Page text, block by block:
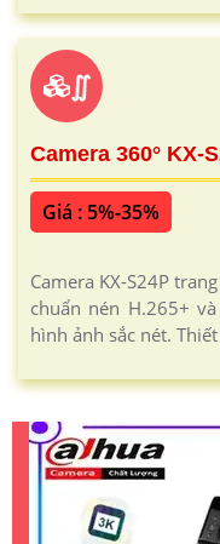
∬
Camera 360° KX-
Giá : 5%-35%
Camera KX-S24P
chuẩn nén H.265+
hình ảnh sắc nét.